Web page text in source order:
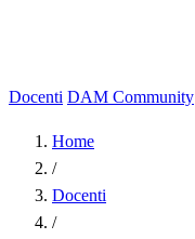
Docenti DAM Community
Home
/
Docenti
/